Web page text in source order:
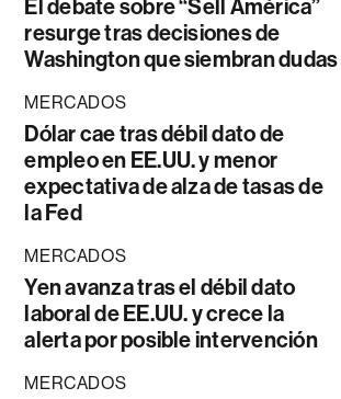
El debate sobre “Sell América”
resurge tras decisiones de
Washington que siembran dudas
MERCADOS
Dólar cae tras débil dato de
empleo en EE.UU. y menor
expectativa de alza de tasas de
la Fed
MERCADOS
Yen avanza tras el débil dato
laboral de EE.UU. y crece la
alerta por posible intervención
MERCADOS